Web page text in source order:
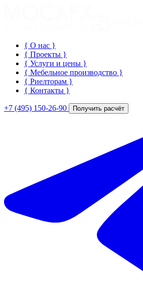
{ О нас }
{ Проекты }
{ Услуги и цены }
{ Мебельное производство }
{ Риелторам }
{ Контакты }
+7 (495) 150-26-90 Получить расчёт